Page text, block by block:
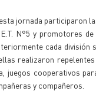
jornada participaron
N°5 y promotores
cada división
realizaron
juegos cooperativos
y compañeros.